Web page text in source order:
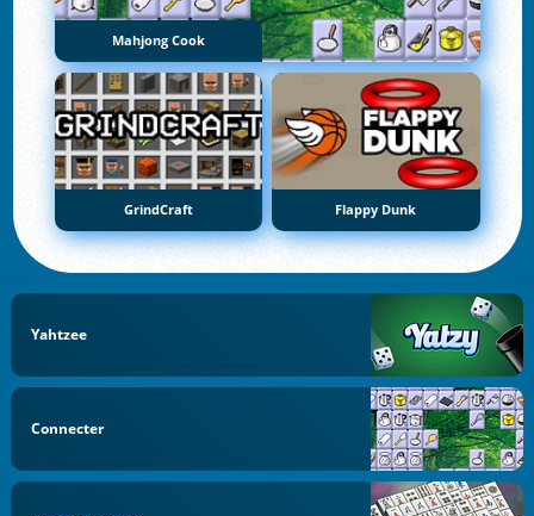
Mahjong Cook
GrindCraft Flappy Dunk
Yahtzee
Connecter